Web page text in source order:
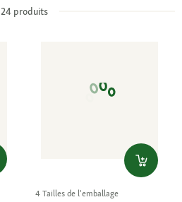
24produits
4 Tailles de l'emballage